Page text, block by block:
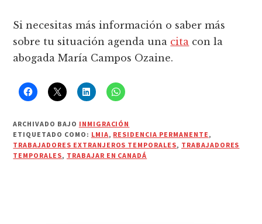
Si necesitas más información o saber más
sobre tu situación agenda una cita con la
abogada María Campos Ozaine.
ARCHIVADO BAJO INMIGRACIÓN
ETIQUETADO COMO: LMIA, RESIDENCIA PERMANENTE,
TRABAJADORES EXTRANJEROS TEMPORALES, TRABAJADORES
TEMPORALES, TRABAJAR EN CANADÁ